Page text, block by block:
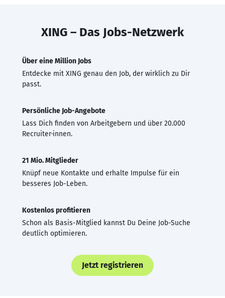
XING – Das Jobs-Netzwerk
Über eine Million Jobs
Entdecke mit XING genau den Job, der wirklich zu Dir
passt.
Persönliche Job-Angebote
Lass Dich finden von Arbeitgebern und über 20.000
Recruiter·innen.
21 Mio. Mitglieder
Knüpf neue Kontakte und erhalte Impulse für ein
besseres Job-Leben.
Kostenlos profitieren
Schon als Basis-Mitglied kannst Du Deine Job-Suche
deutlich optimieren.
Jetzt registrieren